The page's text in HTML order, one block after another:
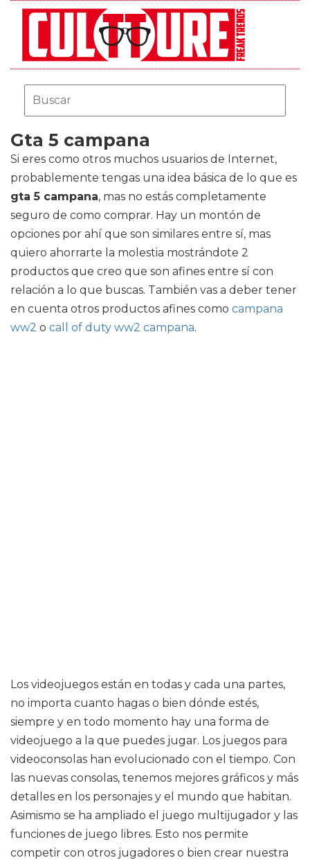
Gta 5 campana
Si eres como otros muchos usuarios de Internet,
probablemente tengas una idea básica de lo que es
gta 5 campana, mas no estás completamente
seguro de como comprar. Hay un montón de
opciones por ahí que son similares entre sí, mas
quiero ahorrarte la molestia mostrándote 2
productos que creo que son afines entre sí con
relación a lo que buscas. También vas a deber tener
en cuenta otros productos afines como campana
ww2 o call of duty ww2 campana.
Los videojuegos están en todas y cada una partes,
no importa cuanto hagas o bien dónde estés,
siempre y en todo momento hay una forma de
videojuego a la que puedes jugar. Los juegos para
videoconsolas han evolucionado con el tiempo. Con
las nuevas consolas, tenemos mejores gráficos y más
detalles en los personajes y el mundo que habitan.
Asimismo se ha ampliado el juego multijugador y las
funciones de juego libres. Esto nos permite
competir con otros jugadores o bien crear nuestra